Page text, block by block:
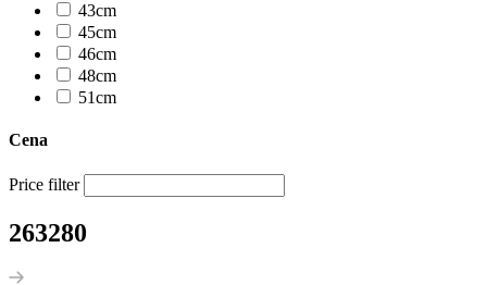
43cm
45cm
46cm
48cm
51cm
Cena
Price filter
263280